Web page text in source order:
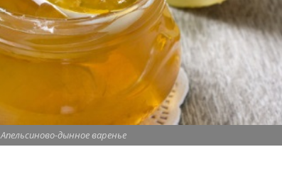
Апельсиново-дынное варенье